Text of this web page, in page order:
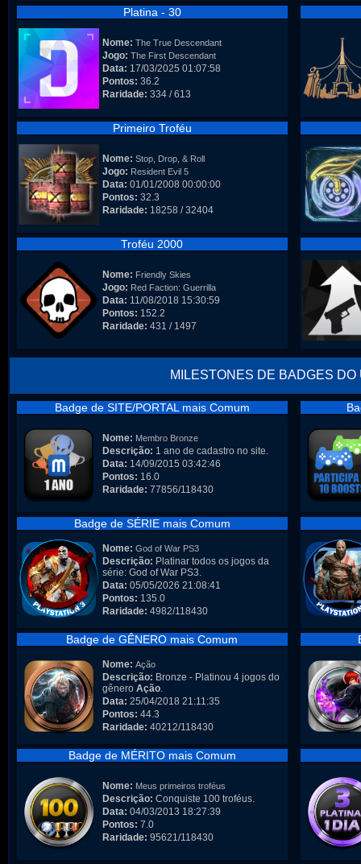
Platina - 30
Nome: The True Descendant
Jogo: The First Descendant
Data: 17/03/2025 01:07:58
Pontos: 36.2
Raridade: 334 / 613
Primeiro Troféu
Nome: Stop, Drop, & Roll
Jogo: Resident Evil 5
Data: 01/01/2008 00:00:00
Pontos: 32.3
Raridade: 18258 / 32404
Troféu 2000
Nome: Friendly Skies
Jogo: Red Faction: Guerrilla
Data: 11/08/2018 15:30:59
Pontos: 152.2
Raridade: 431 / 1497
MILESTONES DE BADGES DO
Badge de SITE/PORTAL mais Comum
Nome: Membro Bronze
Descrição: 1 ano de cadastro no site.
Data: 14/09/2015 03:42:46
Pontos: 16.0
Raridade: 77856/118430
Badge de SÉRIE mais Comum
Nome: God of War PS3
Descrição: Platinar todos os jogos da
série: God of War PS3.
Data: 05/05/2026 21:08:41
Pontos: 135.0
Raridade: 4982/118430
Badge de GÊNERO mais Comum
Nome: Ação
Descrição: Bronze - Platinou 4 jogos do
gênero Ação.
Data: 25/04/2018 21:11:35
Pontos: 44.3
Raridade: 40212/118430
Badge de MÉRITO mais Comum
Nome: Meus primeiros troféus
Descrição: Conquiste 100 troféus.
Data: 04/03/2013 18:27:39
Pontos: 7.0
Raridade: 95621/118430